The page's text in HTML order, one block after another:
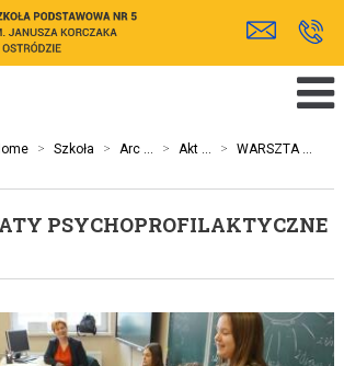
> Szkoła > Arc ... > Akt ... > WARSZTA ...
PSYCHOPROFILAKTYCZNE